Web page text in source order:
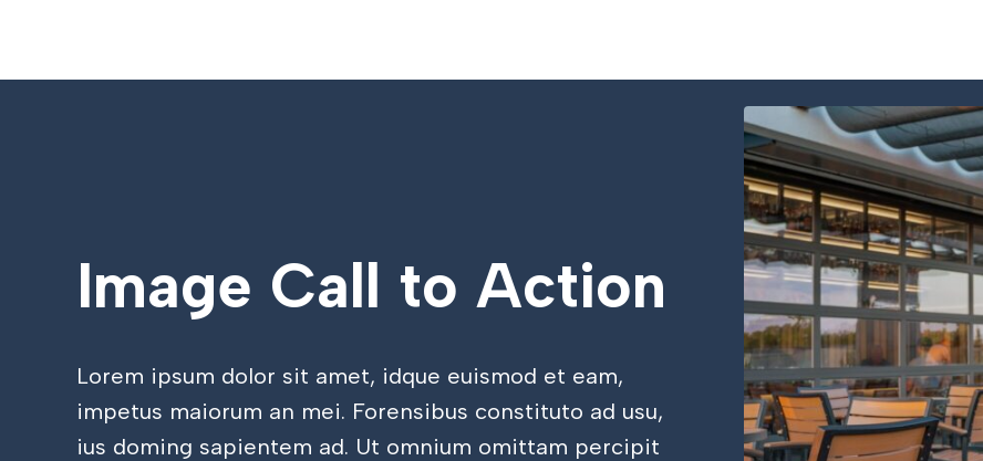
Image Call to Action
Lorem ipsum dolor sit amet, idque euismod et eam,
impetus maiorum an mei. Forensibus constituto ad usu,
ius doming sapientem ad. Ut omnium omittam percipit